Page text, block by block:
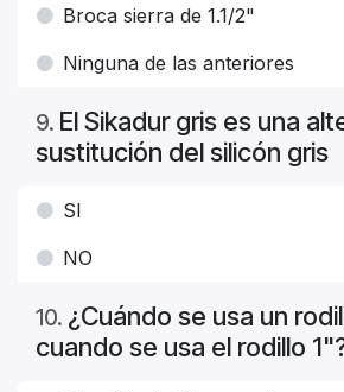
Broca sierra de 1.1/2"
Ninguna de las anteriores
9. El Sikadur gris es una
sustitución del silicón gris
SI
NO
10. ¿Cuándo se usa un
cuando se usa el rodillo